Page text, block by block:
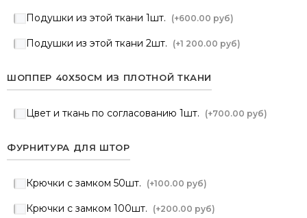
Подушки из этой ткани 1шт. (+600.00 руб)
Подушки из этой ткани 2шт. (+1 200.00 руб)
ШОППЕР 40Х50СМ ИЗ ПЛОТНОЙ ТКАНИ
Цвет и ткань по согласованию 1шт. (+700.00 руб)
ФУРНИТУРА ДЛЯ ШТОР
Крючки с замком 50шт. (+100.00 руб)
Крючки с замком 100шт. (+200.00 руб)